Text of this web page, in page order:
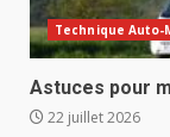
Technique Auto-
Astuces pour
22 juillet 2026